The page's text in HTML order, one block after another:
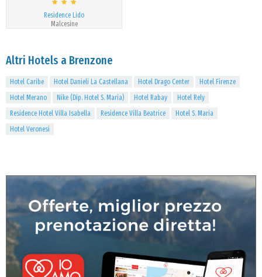
Residence Lido
Malcesine
Altri Hotels a Brenzone
Hotel Caribe Hotel Danieli La Castellana Hotel Drago Center
Hotel Firenze
Hotel Merano
Nike (Dip. Hotel S. Maria) Hotel Rabay
Hotel Rely
Residence Hotel Villa Isabella
Residence Villa Beatrice
Hotel S. Maria
Hotel Veronesi